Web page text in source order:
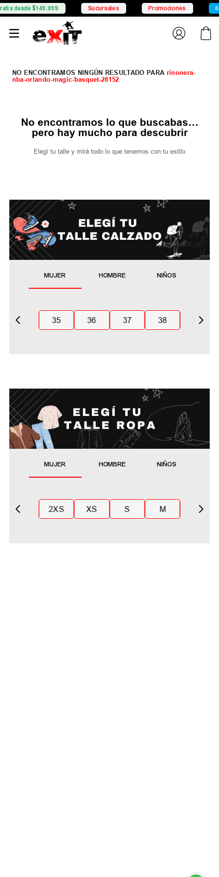
desde $149.999 Sucursales Promociones 6
rinonera-
nba-orlando-magic-basquet-28152
No encontramos lo que buscabas…
pero hay mucho para descubrir
Elegí tu talle y mirá todo lo que tenemos con tu estilo
MUJER HOMBRE NIÑOS
35 36 37 38
MUJER HOMBRE NIÑOS
2XS XS S M